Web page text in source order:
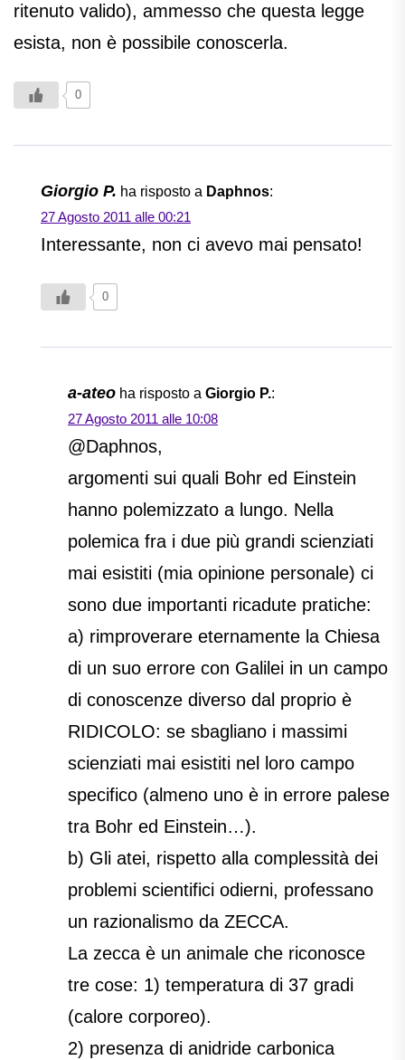
ritenuto valido), ammesso che questa legge
esista, non è possibile conoscerla.
0
Giorgio P. ha risposto a Daphnos:
27 Agosto 2011 alle 00:21
Interessante, non ci avevo mai pensato!
0
a-ateo ha risposto a Giorgio P.:
27 Agosto 2011 alle 10:08
@Daphnos,
argomenti sui quali Bohr ed Einstein
hanno polemizzato a lungo. Nella
polemica fra i due più grandi scienziati
mai esistiti (mia opinione personale) ci
sono due importanti ricadute pratiche:
a) rimproverare eternamente la Chiesa
di un suo errore con Galilei in un campo
di conoscenze diverso dal proprio è
RIDICOLO: se sbagliano i massimi
scienziati mai esistiti nel loro campo
specifico (almeno uno è in errore palese
tra Bohr ed Einstein…).
b) Gli atei, rispetto alla complessità dei
problemi scientifici odierni, professano
un razionalismo da ZECCA.
La zecca è un animale che riconosce
tre cose: 1) temperatura di 37 gradi
(calore corporeo).
2) presenza di anidride carbonica